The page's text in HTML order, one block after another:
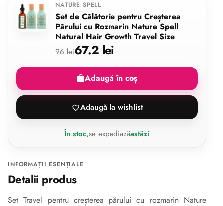
NATURE SPELL
Set de Călătorie pentru Creșterea
Părului cu Rozmarin Nature Spell
Natural Hair Growth Travel Size
96 lei67.2 lei
Adaugă în coș
Adaugă la wishlist
În stoc,se expediazăastăzi
INFORMAȚII ESENȚIALE
Detalii produs
Set Travel pentru creșterea părului cu rozmarin Nature